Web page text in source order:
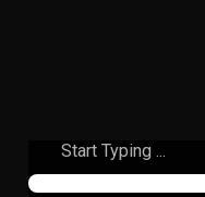
Start Typing ...